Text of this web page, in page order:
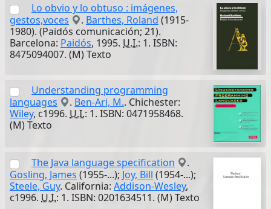
Lo obvio y lo obtuso : imágenes,
gestos,voces
. Barthes, Roland (1915-
1980). (Paidós comunicación; 21).
Barcelona: Paidós, 1995. U.I.: 1. ISBN:
8475094007. (M) Texto
Understanding programming
languages
. Ben-Ari, M.. Chichester:
Wiley, c1996. U.I.: 1. ISBN: 0471958468.
(M) Texto
The Java language specification
.
Gosling, James (1955-...); Joy, Bill (1954-...);
Steele, Guy. California: Addison-Wesley,
c1996. U.I.: 1. ISBN: 0201634511. (M) Texto